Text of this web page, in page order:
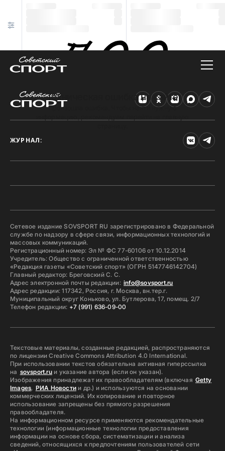
Техническая ошибка на сайте
Произошла ошибка. Чтобы найти нужную
ЖУРНАЛ:
Сетевое издание SOVSPORT RU зарегистрировано в Федеральной
службе по надзору в сфере связи, информационных технологий и
массовых коммуникаций.
Регистрационный номер: Эл № ФС 77-60106 от 10.12.2014
Учредитель: Общество с ограниченной ответственностью
«Редакция газеты «Советский спорт» (ОГРН 5147746142704)
Главный редактор: Бреговский С. С.
Адрес электронной почты редакции: info@sovsport.ru
Адрес редакции: 117342, Россия, г. Москва, вн.тер.г.
Муниципальный округ Коньково, ул. Бутлерова, 17, помещ. 2/7
Телефон редакции: +7 (991) 636-09-00
Текстовые материалы, созданные редакцией, распространяются
по лицензии Creative Commons Attribution 4.0 International.
При использовании текстов обязательна активная гиперссылка
на sovsport.ruи указание автора (если он указан).
Изображения принадлежат их правообладателям (включая Getty
Images, РИА Новостии др.) и используются на основании
коммерческих лицензий. Их копирование и повторное
использование запрещены без прямого разрешения
правообладателя.
На информационном ресурсе применяются рекомендательные
технологии (информационные технологии предоставления
информации на основе сбора, систематизации и анализа
сведений, относящихся к предпочтениям пользователей сети